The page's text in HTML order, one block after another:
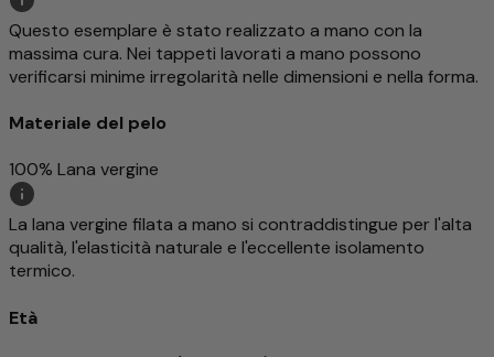
Questo esemplare è stato realizzato a mano con la
massima cura. Nei tappeti lavorati a mano possono
verificarsi minime irregolarità nelle dimensioni e nella forma.
Materiale del pelo
100% Lana vergine
La lana vergine filata a mano si contraddistingue per l'alta
qualità, l'elasticità naturale e l'eccellente isolamento
termico.
Età